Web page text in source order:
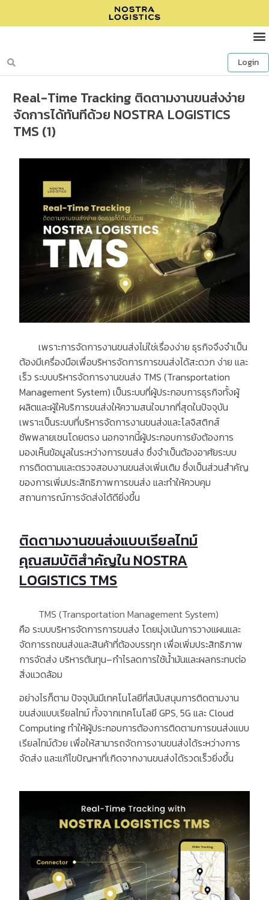
Login
Real-Time Tracking ติดตามงานขนส่งง่าย
จัดการได้ทันทีด้วย NOSTRA LOGISTICS
TMS (1)
เพราะการจัดการงานขนส่งไม่ใช่เรื่องง่าย ธุรกิจจึงจำเป็น
ต้องมีเครื่องมือเพื่อบริหารจัดการการขนส่งได้สะดวก ง่าย และ
เร็ว ระบบบริหารจัดการงานขนส่ง TMS (Transportation
Management System)เป็นระบบที่ผู้ประกอบการธุรกิจทั้งผู้
ผลิตและผู้ให้บริการขนส่งให้ความสนใจมากที่สุดในปัจจุบัน
เพราะเป็นระบบที่บริหารจัดการงานขนส่งและโลจิสติกส์
ซัพพลายเชนโดยตรง นอกจากนี้ผู้ประกอบการยังต้องการ
มองเห็นข้อมูลในระหว่างการขนส่ง ซึ่งจำเป็นต้องอาศัยระบบ
การติดตามและตรวจสอบงานขนส่งเพิ่มเติม ซึ่งเป็นส่วนสำคัญ
ของการเพิ่มประสิทธิภาพการขนส่ง และทำให้ควบคุม
สถานการณ์การจัดส่งได้ดียิ่งขึ้น
ติดตามงานขนส่งแบบเรียลไทม์
คุณสมบัติสำคัญใน NOSTRA
LOGISTICS TMS
TMS (Transportation Management System)
คือ ระบบบริหารจัดการการขนส่ง โดยมุ่งเน้นการวางแผนและ
จัดการรถขนส่งและสินค้าที่ต้องบรรทุก เพื่อเพิ่มประสิทธิภาพ
การจัดส่ง บริหารต้นทุน–กำไรลดการใช้น้ำมันและผลกระทบต่อ
สิ่งแวดล้อม
อย่างไรก็ตาม ปัจจุบันมีเทคโนโลยีที่สนับสนุนการติดตามงาน
ขนส่งแบบเรียลไทม์ ทั้งจากเทคโนโลยี GPS, 5GและCloud
Computingทำให้ผู้ประกอบการต้องการติดตามการขนส่งแบบ
เรียลไทม์ด้วย เพื่อให้สามารถจัดการงานขนส่งได้ระหว่างการ
จัดส่ง และแก้ไขปัญหาที่เกิดจากงานขนส่งได้รวดเร็วยิ่งขึ้น